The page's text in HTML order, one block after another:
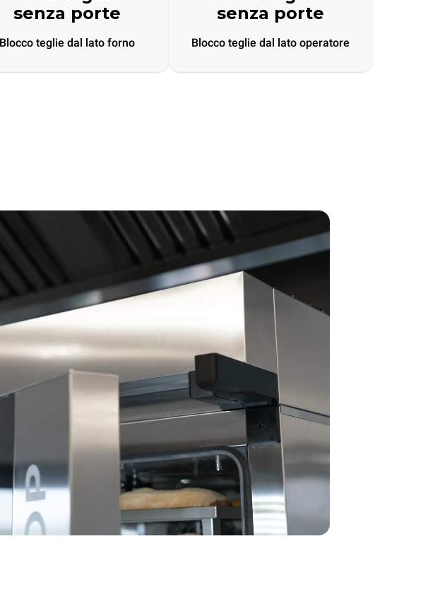
senza porte
Blocco teglie dal lato forno
senza porte
Blocco teglie dal lato operatore
XETYC-12EU-SB
Carrello QUICK.Load
6+6 teglie
senza porte
Blocco teglie dal lato forno
XETYC-12EU-SF
Carrello QUICK.Load
6+6 teglie
senza porte
Blocco teglie dal lato operatore